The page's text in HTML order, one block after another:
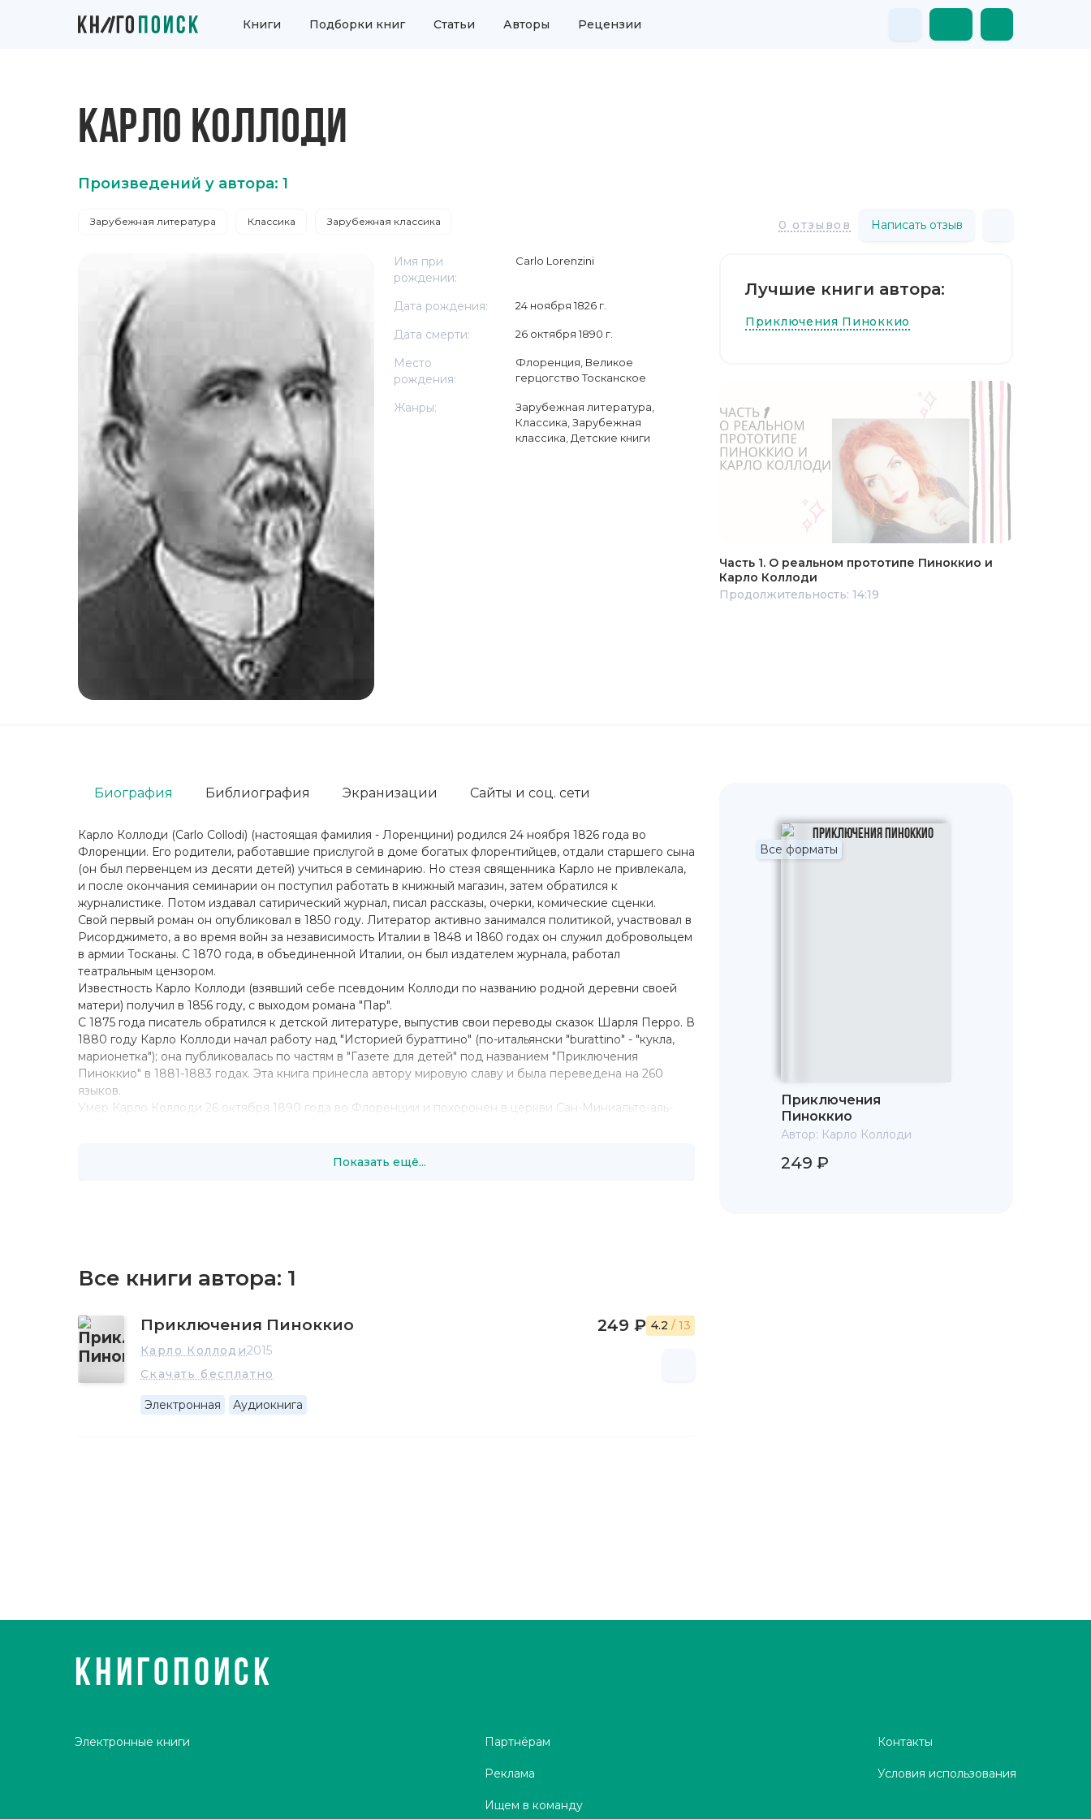
Книги Подборки книг Статьи Авторы Рецензии
КАРЛО КОЛЛОДИ
Произведений у автора: 1
Зарубежная литература Классика Зарубежная классика 0 отзывов Написать отзыв
Имя при
рождении:
Carlo Lorenzini
Дата рождения: 24 ноября 1826 г.
Дата смерти: 26 октября 1890 г.
Место
рождения:
Флоренция, Великое
герцогство Тосканское
Жанры: Зарубежная литература
Классика Зарубежная
классика Детские книги
Лучшие книги автора:
Приключения Пиноккио
Часть 1. О реальном прототипе Пиноккио и
Карло Коллоди
Продолжительность: 14:19
Карло Коллоди (Carlo Collodi) (настоящая фамилия - Лоренцини) родился 24 ноября 1826 года во
Флоренции. Его родители, работавшие прислугой в доме богатых флорентийцев, отдали старшего сына
(он был первенцем из десяти детей) учиться в семинарию. Но стезя священника Карло не привлекала,
и после окончания семинарии он поступил работать в книжный магазин, затем обратился к
журналистике. Потом издавал сатирический журнал, писал рассказы, очерки, комические сценки.
Свой первый роман он опубликовал в 1850 году. Литератор активно занимался политикой, участвовал в
Рисорджимето, а во время войн за независимость Италии в 1848 и 1860 годах он служил добровольцем
в армии Тосканы. С 1870 года, в объединенной Италии, он был издателем журнала, работал
театральным цензором.
Известность Карло Коллоди (взявший себе псевдоним Коллоди по названию родной деревни своей
матери) получил в 1856 году, с выходом романа "Пар".
С 1875 года писатель обратился к детской литературе, выпустив свои переводы сказок Шарля Перро. В
1880 году Карло Коллоди начал работу над "Историей бураттино" (по-итальянски "burattino" - "кукла,
марионетка"); она публиковалась по частям в "Газете для детей" под названием "Приключения
Пиноккио" в 1881-1883 годах. Эта книга принесла автору мировую славу и была переведена на 260
языков.
Умер Карло Коллоди 26 октября 1890 года во Флоренции и похоронен в церкви Сан-Миниальто-аль-
Показать ещё...
Биография Библиография Экранизации Сайты и соц. сети
Все книги автора: 1
Приключения Пиноккио
Карло Коллоди2015
Скачать бесплатно
Электронная Аудиокнига
249 ₽ 4.2 / 13
Все форматы
Приключения
Пиноккио
Автор: Карло Коллоди
249 ₽
КНИГОПОИСК
Электронные книги Партнёрам
Реклама
Ищем в команду
Контакты
Условия использования